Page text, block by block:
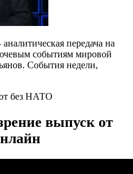
передача на
событиям мировой
События недели,
без НАТО
выпуск от